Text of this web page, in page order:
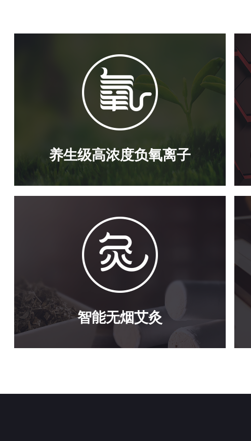
养生级高浓度负氧离子
智能无烟艾灸